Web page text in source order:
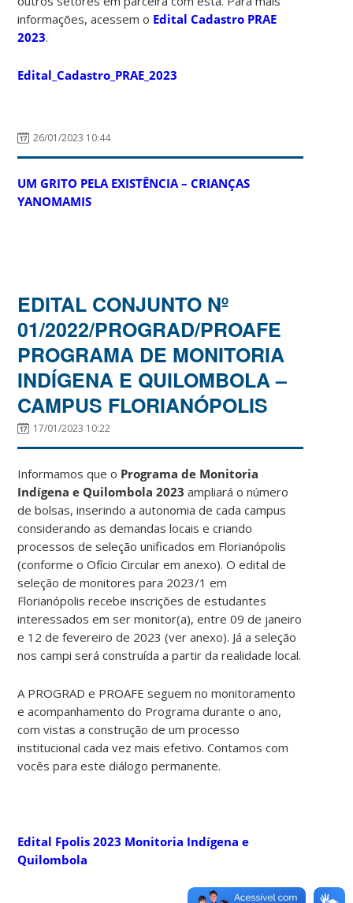
informações, acessem o Edital Cadastro PRAE
2023.
Edital_Cadastro_PRAE_2023
26/01/2023 10:44
UM GRITO PELA EXISTÊNCIA – CRIANÇAS
YANOMAMIS
EDITAL CONJUNTO Nº
01/2022/PROGRAD/PROAFE
PROGRAMA DE MONITORIA
INDÍGENA E QUILOMBOLA –
CAMPUS FLORIANÓPOLIS
17/01/2023 10:22
Informamos que o Programa de Monitoria
Indígena e Quilombola 2023 ampliará o número
de bolsas, inserindo a autonomia de cada campus
considerando as demandas locais e criando
processos de seleção unificados em Florianópolis
(conforme o Ofício Circular em anexo). O edital de
seleção de monitores para 2023/1 em
Florianópolis recebe inscrições de estudantes
interessados em ser monitor(a), entre 09 de janeiro
e 12 de fevereiro de 2023 (ver anexo). Já a seleção
nos campi será construída a partir da realidade local.
A PROGRAD e PROAFE seguem no monitoramento
e acompanhamento do Programa durante o ano,
com vistas a construção de um processo
institucional cada vez mais efetivo. Contamos com
vocês para este diálogo permanente.
Edital Fpolis 2023 Monitoria Indígena e
Quilombola